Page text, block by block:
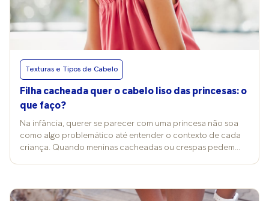
Texturas e Tipos de Cabelo
Filha cacheada quer o cabelo liso das princesas: o
que faço?
Na infância, querer se parecer com uma princesa não soa
como algo problemático até entender o contexto de cada
criança. Quando meninas cacheadas ou crespas pedem
de ajuda por pertencimento e aceitação. A jornalista